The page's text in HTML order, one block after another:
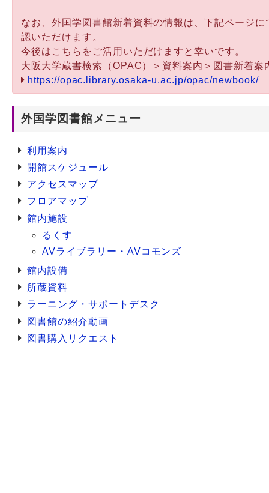
なお、外国学図書館新着資料の情報は、下記ページに
認いただけます。
今後はこちらをご活用いただけますと幸いです。
大阪大学蔵書検索（OPAC）＞資料案内＞図書新着案
https://opac.library.osaka-u.ac.jp/opac/newbook/
外国学図書館メニュー
利用案内
開館スケジュール
アクセスマップ
フロアマップ
館内施設
るくす
AVライブラリー・AVコモンズ
館内設備
所蔵資料
ラーニング・サポートデスク
図書館の紹介動画
図書購入リクエスト